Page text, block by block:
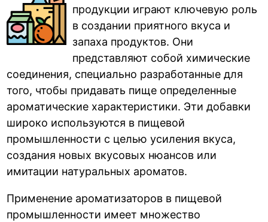
продукции играют ключевую роль
в создании приятного вкуса и
запаха продуктов. Они
представляют собой химические
соединения, специально разработанные для
того, чтобы придавать пище определенные
ароматические характеристики. Эти добавки
широко используются в пищевой
промышленности с целью усиления вкуса,
создания новых вкусовых нюансов или
имитации натуральных ароматов.
Применение ароматизаторов в пищевой
промышленности имеет множество